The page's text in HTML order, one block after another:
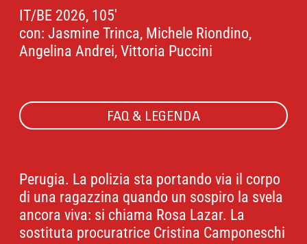
IT/BE 2026, 105'
con: Jasmine Trinca, Michele Riondino,
Angelina Andrei, Vittoria Puccini
FAQ & LEGENDA
Perugia. La polizia sta portando via il corpo
di una ragazzina quando un sospiro la svela
ancora viva: si chiama Rosa Lazar. La
sostituta procuratrice Cristina Camponeschi